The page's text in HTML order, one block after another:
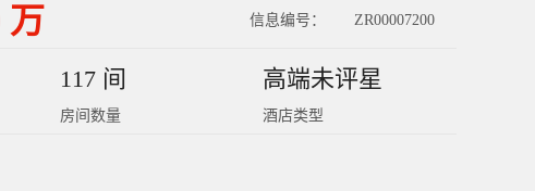
万 信息编号： ZR00007200
117 间
房间数量
高端未评星
酒店类型